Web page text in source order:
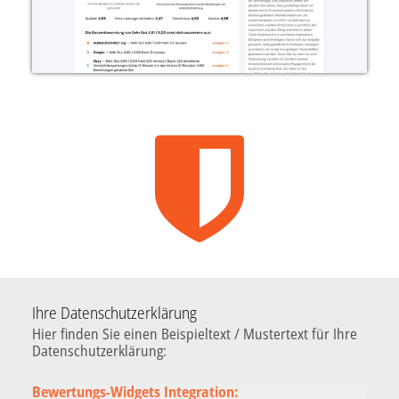
Ihre Datenschutzerklärung
Hier finden Sie einen Beispieltext / Mustertext für Ihre
Datenschutzerklärung:
Bewertungs-Widgets Integration: